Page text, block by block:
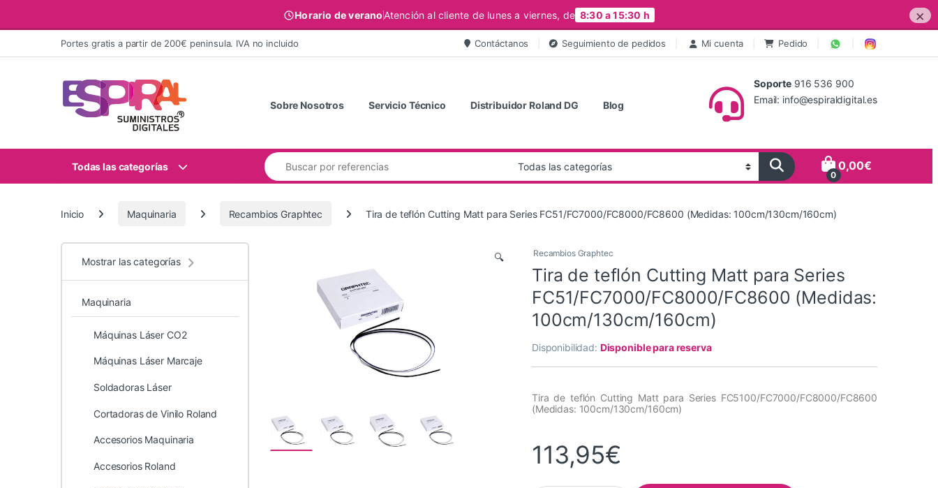
Horario de veranoAtención al cliente de lunes a viernes, de 8:30 a 15:30 h ×
Ir al contenidoPortes gratis a partir de 200€ peninsula. IVA no incluido Contáctanos Seguimiento de pedidos Mi cuenta Pedido
Sobre Nosotros Servicio Técnico Distribuidor Roland DG Blog
Soporte 916 536 900
Email: info@espiraldigital.es
Todas las categorías
Buscar:
0
0,00€
Inicio Maquinaria Recambios Graphtec Tira de teflón Cutting Matt para Series FC51/FC7000/FC8000/FC8600 (Medidas: 100cm/130cm/160cm)
🔍 Recambios Graphtec
Tira de teflón Cutting Matt para Series
FC51/FC7000/FC8000/FC8600 (Medidas:
100cm/130cm/160cm)
Disponibilidad: Disponible para reserva
Tira de teflón Cutting Matt para Series FC5100/FC7000/FC8000/FC8600
(Medidas: 100cm/130cm/160cm)
113,95€
Mostrar las categorías
Maquinaria
Máquinas Láser CO2
Máquinas Láser Marcaje
Soldadoras Láser
Cortadoras de Vinilo Roland
Accesorios Maquinaria
Accesorios Roland